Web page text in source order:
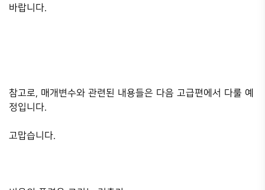
바랍니다.
참고로, 매개변수와 관련된 내용들은 다음 고급편에서 다룰 예
정입니다.
고맙습니다.